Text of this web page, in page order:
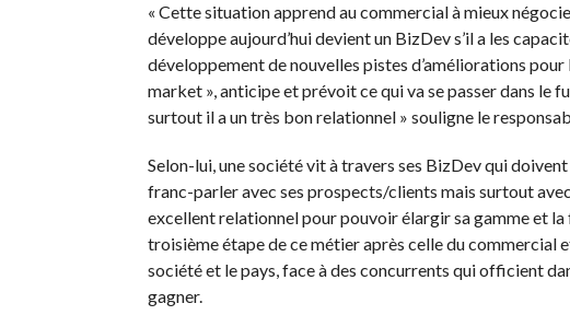
« Cette situation apprend au commercial à mieux
développe aujourd’hui devient un BizDev s’il a les
développement de nouvelles pistes d’améliorations
market », anticipe et prévoit ce qui va se passer dans le
surtout il a un très bon relationnel » souligne le
Selon-lui, une société vit à travers ses BizDev qui
franc-parler avec ses prospects/clients mais surtout
excellent relationnel pour pouvoir élargir sa gamme et
troisième étape de ce métier après celle du commercial
société et le pays, face à des concurrents qui officient
gagner.